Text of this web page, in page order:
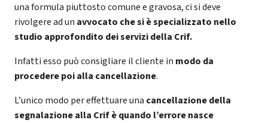
una formula piuttosto comune e gravosa, ci si deve
rivolgere ad un avvocato che si è specializzato nello
studio approfondito dei servizi della Crif.
Infatti esso può consigliare il cliente in modo da
procedere poi alla cancellazione.
L’unico modo per effettuare una cancellazione della
segnalazione alla Crif è quando l’errore nasce